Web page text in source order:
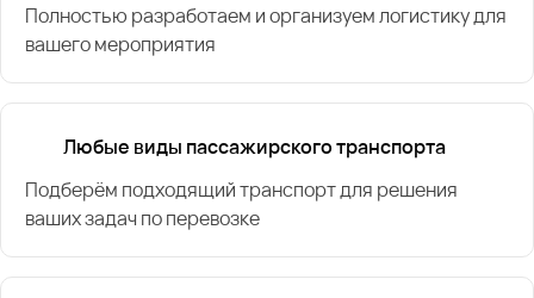
Полностью разработаем и организуем логистику для
вашего мероприятия
Любые виды пассажирского транспорта
Подберём подходящий транспорт для решения
ваших задач по перевозке